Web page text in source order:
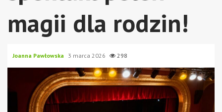
magii dla rodzin!
Joanna Pawłowska 3 marca 2026 298